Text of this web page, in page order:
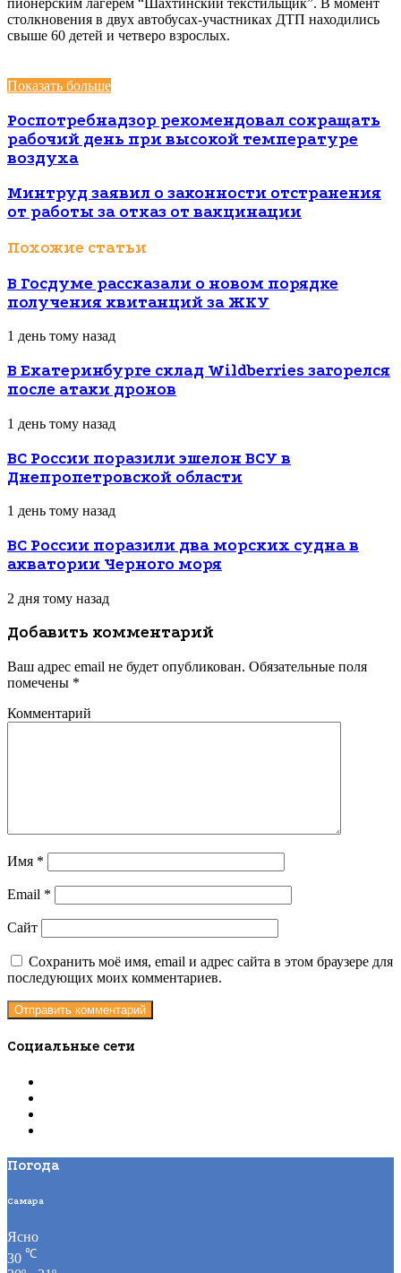
столкновения в двух автобусах-участниках ДТП находились
свыше 60 детей и четверо взрослых.
Показать больше
Роспотребнадзор рекомендовал сокращать
рабочий день при высокой температуре
воздуха
Минтруд заявил о законности отстранения
от работы за отказ от вакцинации
Похожие статьи
В Госдуме рассказали о новом порядке
получения квитанций за ЖКУ
1 день тому назад
В Екатеринбурге склад Wildberries загорелся
после атаки дронов
1 день тому назад
ВС России поразили эшелон ВСУ в
Днепропетровской области
1 день тому назад
ВС России поразили два морских судна в
акватории Черного моря
2 дня тому назад
Добавить комментарий
Ваш адрес email не будет опубликован. Обязательные поля
помечены *
Комментарий
Имя *
Email *
Сайт
Сохранить моё имя, email и адрес сайта в этом браузере для
последующих моих комментариев.
Социальные сети
Погода
Самара
Ясно
30 ℃